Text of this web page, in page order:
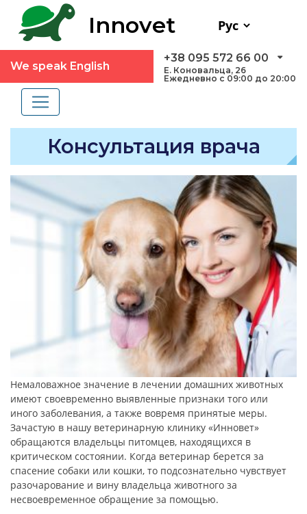
Innovet
We speak English
+38 095 572 66 00
Е. Коновальца, 26
Ежедневно с 09:00 до 20:00
Консультация врача
Немаловажное значение в лечении домашних животных
имеют своевременно выявленные признаки того или
иного заболевания, а также вовремя принятые меры.
Зачастую в нашу ветеринарную клинику «Инновет»
обращаются владельцы питомцев, находящихся в
критическом состоянии. Когда ветеринар берется за
спасение собаки или кошки, то подсознательно чувствует
разочарование и вину владельца животного за
несвоевременное обращение за помощью.